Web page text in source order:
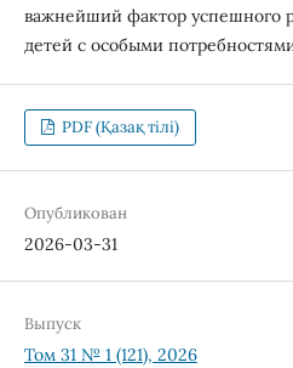
важнейший фактор успешного
детей с особыми
PDF (Қазақ тілі)
Опубликован
2026-03-31
Выпуск
Том 31 № 1 (121), 2026